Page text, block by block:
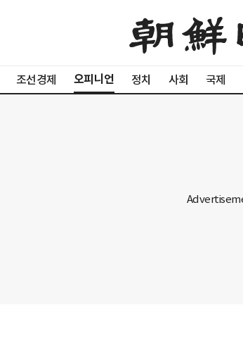
조선경제 오피니언 정치 사회 국제